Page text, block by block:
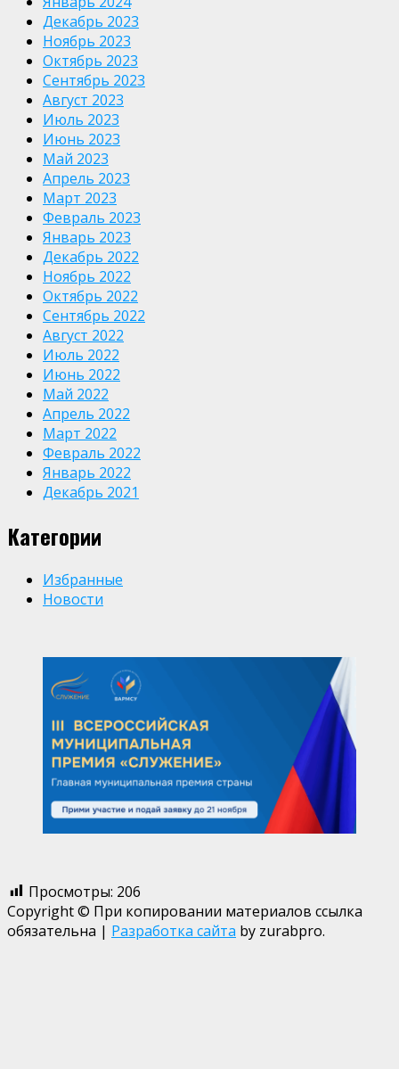
Декабрь 2023
Ноябрь 2023
Октябрь 2023
Сентябрь 2023
Август 2023
Июль 2023
Июнь 2023
Май 2023
Апрель 2023
Март 2023
Февраль 2023
Январь 2023
Декабрь 2022
Ноябрь 2022
Октябрь 2022
Сентябрь 2022
Август 2022
Июль 2022
Июнь 2022
Май 2022
Апрель 2022
Март 2022
Февраль 2022
Январь 2022
Декабрь 2021
Категории
Избранные
Новости
Просмотры: 206
Copyright © При копировании материалов ссылка
обязательна | Разработка сайта by zurabpro.